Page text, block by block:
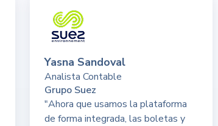
Yasna Sandoval
Analista Contable
Grupo Suez
"Ahora que usamos la plataforma
de forma integrada, las boletas y